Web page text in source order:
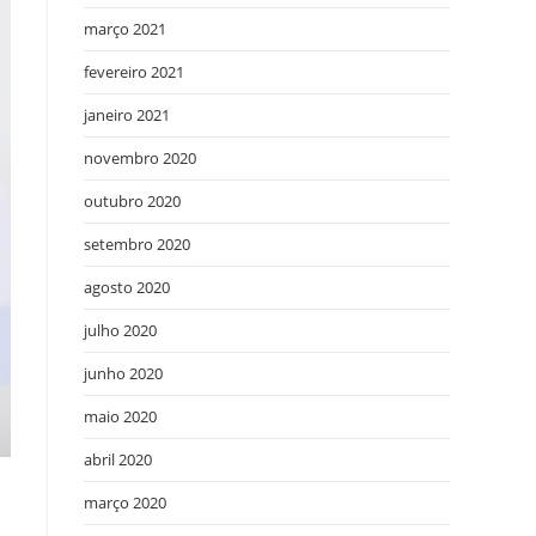
março 2021
fevereiro 2021
janeiro 2021
novembro 2020
outubro 2020
setembro 2020
agosto 2020
julho 2020
junho 2020
maio 2020
abril 2020
março 2020